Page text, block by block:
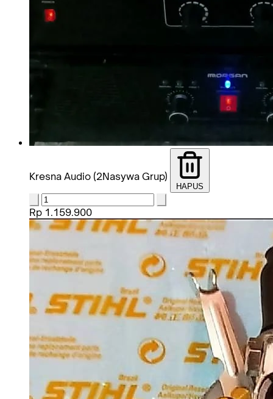
Kresna Audio (2Nasywa Grup)
HAPUS
Rp 1.159.900